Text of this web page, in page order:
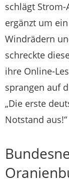
schlägt
ergänzt um
Windrädern
schreckte
ihre Online-
sprangen auf
„Die erste
Notstand aus!“